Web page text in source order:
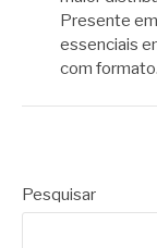
Presente
essenciais
com
Pesquisar